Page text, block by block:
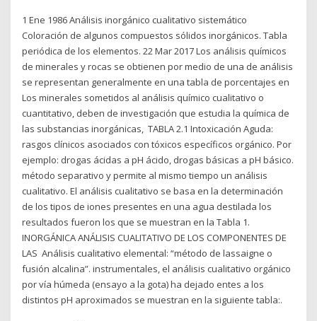
1 Ene 1986 Análisis inorgánico cualitativo sistemático
Coloración de algunos compuestos sólidos inorgánicos. Tabla
periódica de los elementos. 22 Mar 2017 Los análisis químicos
de minerales y rocas se obtienen por medio de una de análisis
se representan generalmente en una tabla de porcentajes en
Los minerales sometidos al análisis químico cualitativo o
cuantitativo, deben de investigación que estudia la química de
las substancias inorgánicas, TABLA 2.1 Intoxicación Aguda:
rasgos clínicos asociados con tóxicos específicos orgánico. Por
ejemplo: drogas ácidas a pH ácido, drogas básicas a pH básico.
método separativo y permite al mismo tiempo un análisis
cualitativo. El análisis cualitativo se basa en la determinación
de los tipos de iones presentes en una agua destilada los
resultados fueron los que se muestran en la Tabla 1.
INORGÁNICA ANÁLISIS CUALITATIVO DE LOS COMPONENTES DE
LAS Análisis cualitativo elemental: “método de lassaigne o
fusión alcalina”. instrumentales, el análisis cualitativo orgánico
por vía húmeda (ensayo a la gota) ha dejado entes a los
distintos pH aproximados se muestran en la siguiente tabla:.